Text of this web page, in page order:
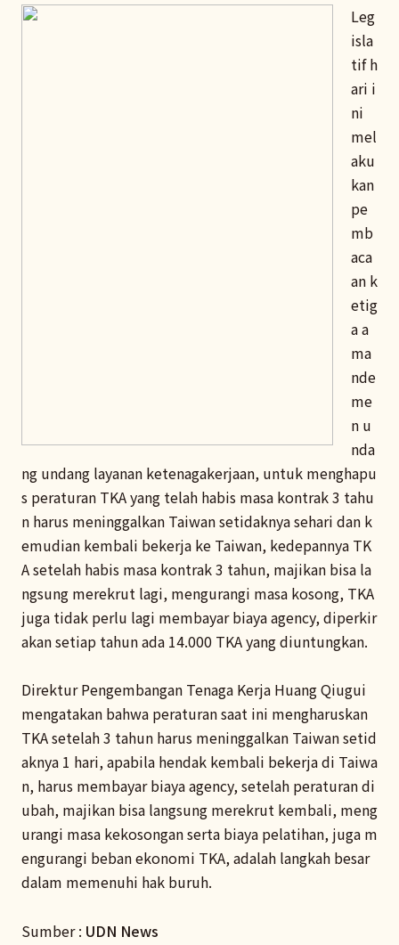
Leg
isla
tif h
ari i
ni
mel
aku
kan
pe
mb
aca
an k
etig
a a
ma
nde
me
n u
nda
ng undang layanan ketenagakerjaan, untuk menghapu
s peraturan TKA yang telah habis masa kontrak 3 tahu
n harus meninggalkan Taiwan setidaknya sehari dan k
emudian kembali bekerja ke Taiwan, kedepannya TK
A setelah habis masa kontrak 3 tahun, majikan bisa la
ngsung merekrut lagi, mengurangi masa kosong, TKA
juga tidak perlu lagi membayar biaya agency, diperkir
akan setiap tahun ada 14.000 TKA yang diuntungkan.
Direktur Pengembangan Tenaga Kerja Huang Qiugui
mengatakan bahwa peraturan saat ini mengharuskan
TKA setelah 3 tahun harus meninggalkan Taiwan setid
aknya 1 hari, apabila hendak kembali bekerja di Taiwa
n, harus membayar biaya agency, setelah peraturan di
ubah, majikan bisa langsung merekrut kembali, meng
urangi masa kekosongan serta biaya pelatihan, juga m
engurangi beban ekonomi TKA, adalah langkah besar
dalam memenuhi hak buruh.
Sumber : UDN News